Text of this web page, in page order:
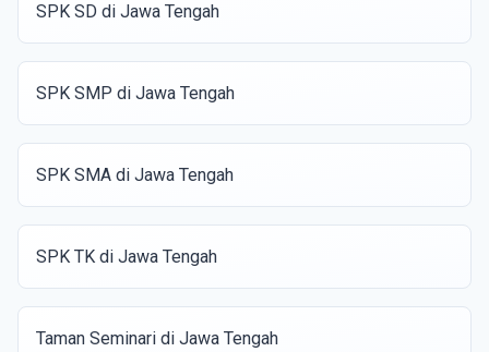
SPK SD di Jawa Tengah
SPK SMP di Jawa Tengah
SPK SMA di Jawa Tengah
SPK TK di Jawa Tengah
Taman Seminari di Jawa Tengah